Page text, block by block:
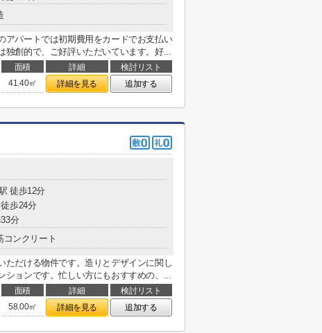
アパートでは初期費用をカードでお支払い
独創的で、ご好評いただいています。好...
面積 詳細
検討リスト
41.40㎡ 詳細を見る 追加する
徒歩12分
歩24分
分
コンクリート
ただける物件です。造りとデザインに関し
ションです。忙しい方にもおすすめの、...
面積 詳細
検討リスト
58.00㎡ 詳細を見る 追加する